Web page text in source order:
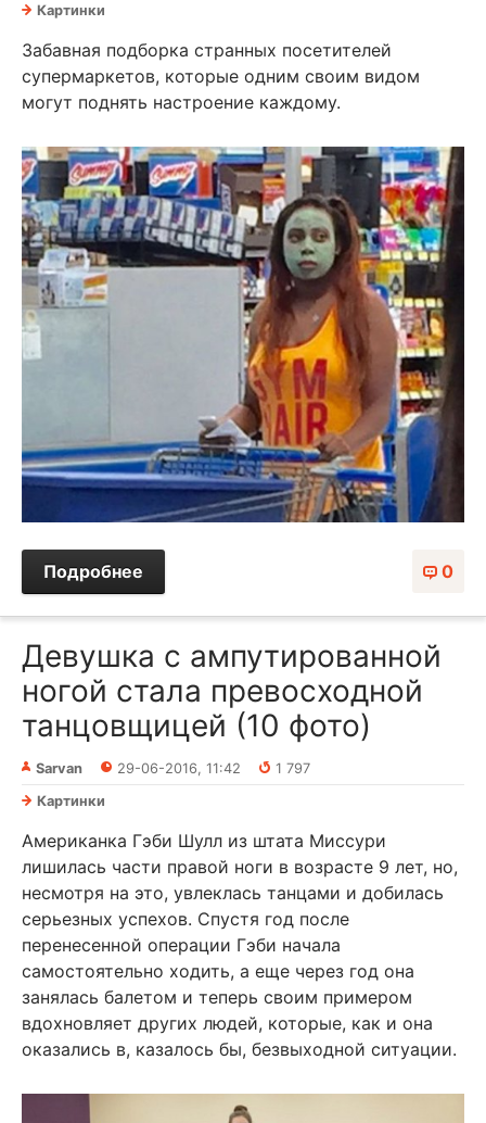
Картинки
Забавная подборка странных посетителей
супермаркетов, которые одним своим видом
могут поднять настроение каждому.
0
Подробнее
Девушка с ампутированной
ногой стала превосходной
танцовщицей (10 фото)
Sarvan 29-06-2016, 11:42
1 797
Картинки
Американка Гэби Шулл из штата Миссури
лишилась части правой ноги в возрасте 9 лет, но,
несмотря на это, увлеклась танцами и добилась
серьезных успехов. Спустя год после
перенесенной операции Гэби начала
самостоятельно ходить, а еще через год она
занялась балетом и теперь своим примером
вдохновляет других людей, которые, как и она
оказались в, казалось бы, безвыходной ситуации.